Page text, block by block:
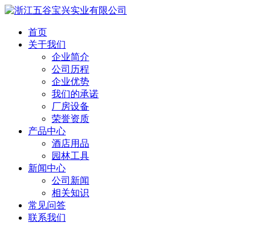
首页
关于我们
企业简介
公司历程
企业优势
我们的承诺
厂房设备
荣誉资质
产品中心
酒店用品
园林工具
新闻中心
公司新闻
相关知识
常见问答
联系我们